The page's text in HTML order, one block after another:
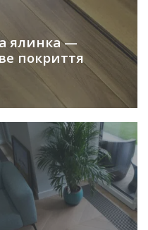
ялинка —
покриття